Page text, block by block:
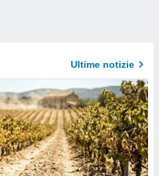
Ultime notizie